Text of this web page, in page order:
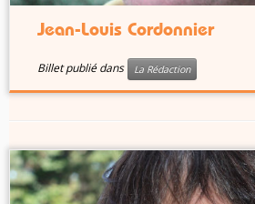
Jean-Louis Cordonnier
Billet publié dans La Rédaction